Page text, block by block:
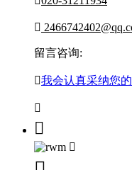

留言咨询:
我会认真采纳您


